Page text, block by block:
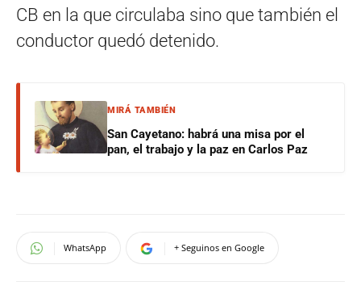
CB en la que circulaba sino que también el
conductor quedó detenido.
MIRÁ TAMBIÉN
San Cayetano: habrá una misa por el
pan, el trabajo y la paz en Carlos Paz
WhatsApp + Seguinos en Google